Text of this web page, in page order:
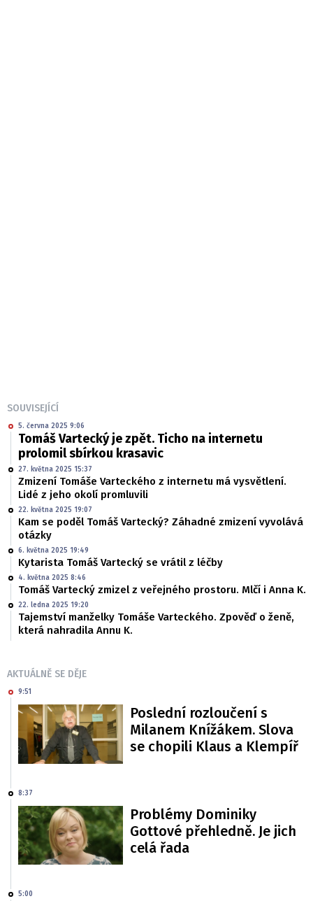
SOUVISEJÍCÍ
5. června 2025 9:06
Tomáš Vartecký je zpět. Ticho na internetu
prolomil sbírkou krasavic
27. května 2025 15:37
Zmizení Tomáše Varteckého z internetu má vysvětlení.
Lidé z jeho okolí promluvili
22. května 2025 19:07
Kam se poděl Tomáš Vartecký? Záhadné zmizení vyvolává
otázky
6. května 2025 19:49
Kytarista Tomáš Vartecký se vrátil z léčby
4. května 2025 8:46
Tomáš Vartecký zmizel z veřejného prostoru. Mlčí i Anna K.
22. ledna 2025 19:20
Tajemství manželky Tomáše Varteckého. Zpověď o ženě,
která nahradila Annu K.
AKTUÁLNĚ SE DĚJE
9:51
Poslední rozloučení s
Milanem Knížákem. Slova
se chopili Klaus a Klempíř
8:37
Problémy Dominiky
Gottové přehledně. Je jich
celá řada
5:00